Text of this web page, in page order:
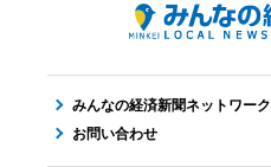
みんなの経済新聞ネットワーク
お問い合わせ